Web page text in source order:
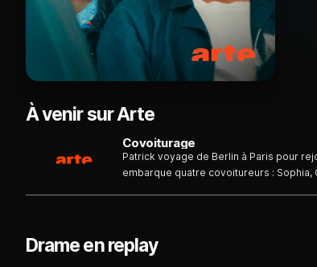
À venir sur Arte
Covoiturage
Patrick voyage de Berlin à Paris pour
embarque quatre covoitureurs :
Drame en replay